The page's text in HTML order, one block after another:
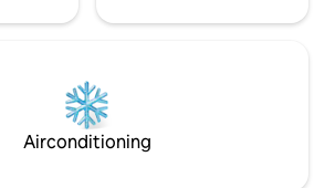
Airconditioning